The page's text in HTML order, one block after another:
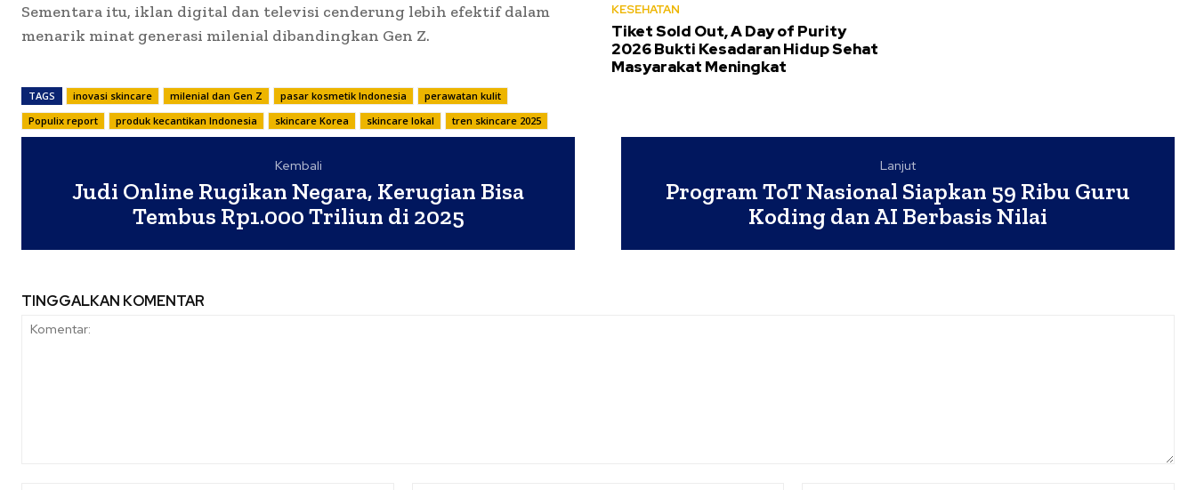
Sementara itu, iklan digital dan televisi cenderung lebih efektif dalam
menarik minat generasi milenial dibandingkan Gen Z.
TAGS inovasi skincare milenial dan Gen Z pasar kosmetik Indonesia
perawatan kulit
Populix report
produk kecantikan Indonesia skincare Korea skincare lokal tren skincare 2025
KESEHATAN
Tiket Sold Out, A Day of Purity
2026 Bukti Kesadaran Hidup Sehat
Masyarakat Meningkat
Kembali
Judi Online Rugikan Negara, Kerugian Bisa
Tembus Rp1.000 Triliun di 2025
Lanjut
Program ToT Nasional Siapkan 59 Ribu Guru
Koding dan AI Berbasis Nilai
TINGGALKAN KOMENTAR